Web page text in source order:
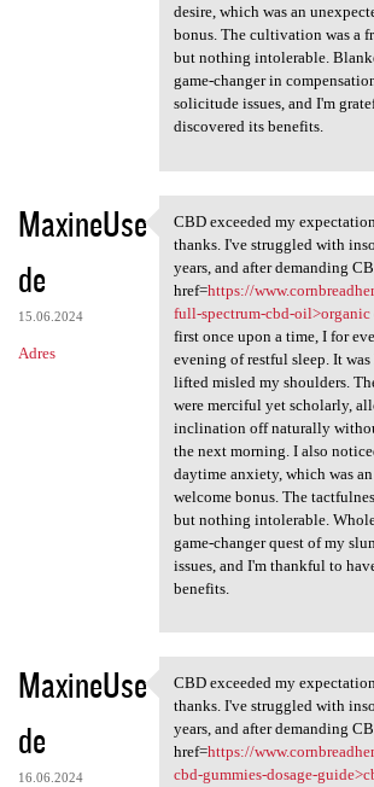
desire, which was an
bonus. The cultivation was a
but nothing intolerable.
game-changer in
solicitude issues, and I'm
discovered its benefits.
MaxineUse
de
15.06.2024
Adres
CBD exceeded my
CBD exceeded my
thanks. I've struggled with
years, and after demanding
href=https://
full-spectrum-cbd-oil>organic
first once upon a time, I for
evening of restful sleep. It
lifted misled my shoulders.
were merciful yet scholarly,
inclination off naturally
the next morning. I also
daytime anxiety, which was
welcome bonus. The
but nothing intolerable.
game-changer quest of my
issues, and I'm thankful to
benefits.
MaxineUse
de
16.06.2024
CBD exceeded my
CBD exceeded my
thanks. I've struggled with
years, and after demanding
href=https://
cbd-gummies-dosage-